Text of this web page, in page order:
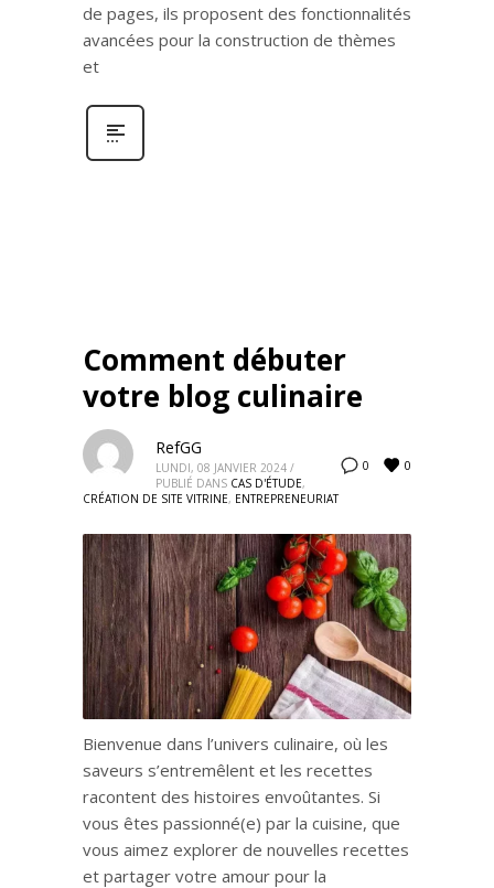
de pages, ils proposent des fonctionnalités
avancées pour la construction de thèmes
et
Comment débuter
votre blog culinaire
0 0
RefGG
LUNDI, 08 JANVIER 2024 /
PUBLIÉ DANS CAS D'ÉTUDE,
CRÉATION DE SITE VITRINE, ENTREPRENEURIAT
Bienvenue dans l’univers culinaire, où les
saveurs s’entremêlent et les recettes
racontent des histoires envoûtantes. Si
vous êtes passionné(e) par la cuisine, que
vous aimez explorer de nouvelles recettes
et partager votre amour pour la